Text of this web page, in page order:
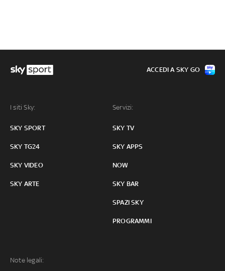
I siti Sky:
SKY SPORT
SKY TG24
SKY VIDEO
SKY ARTE
Servizi:
SKY TV
SKY APPS
NOW
SKY BAR
SPAZI SKY
PROGRAMMI
Note legali:
ACCEDI A SKY GO